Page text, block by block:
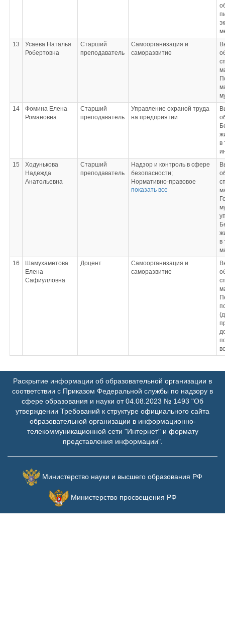
13
Усаева Наталья
Робертовна
Старший
преподаватель
Самоорганизация и
саморазвитие
14
Фомина Елена
Романовна
Старший
преподаватель
Управление охраной труда
на предприятии
в
15
Ходунькова
Надежда
Анатольевна
Старший
преподаватель
Надзор и контроль в сфере
безопасности;
Нормативно-правовое
обеспечение
показать все
в
16
Шамухаметова
Елена
Сафиулловна
Доцент
Самоорганизация и
саморазвитие
Раскрытие информации об образовательной организации в
соответствии с Приказом Федеральной службы по надзору в
сфере образования и науки от 04.08.2023 № 1493 "Об
утверждении Требований к структуре официального сайта
образовательной организации в информационно-
телекоммуникационной сети "Интернет" и формату
представления информации".
Министерство науки и высшего образования РФ
Министерство просвещения РФ